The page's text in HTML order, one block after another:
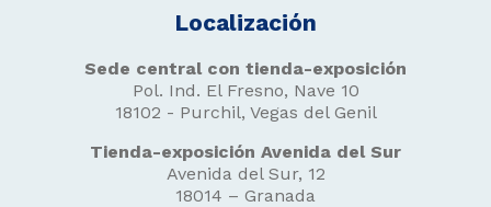
Localización
Sede central con tienda-exposición
Pol. Ind. El Fresno, Nave 10
18102 - Purchil, Vegas del Genil
Tienda-exposición Avenida del Sur
Avenida del Sur, 12
18014 – Granada